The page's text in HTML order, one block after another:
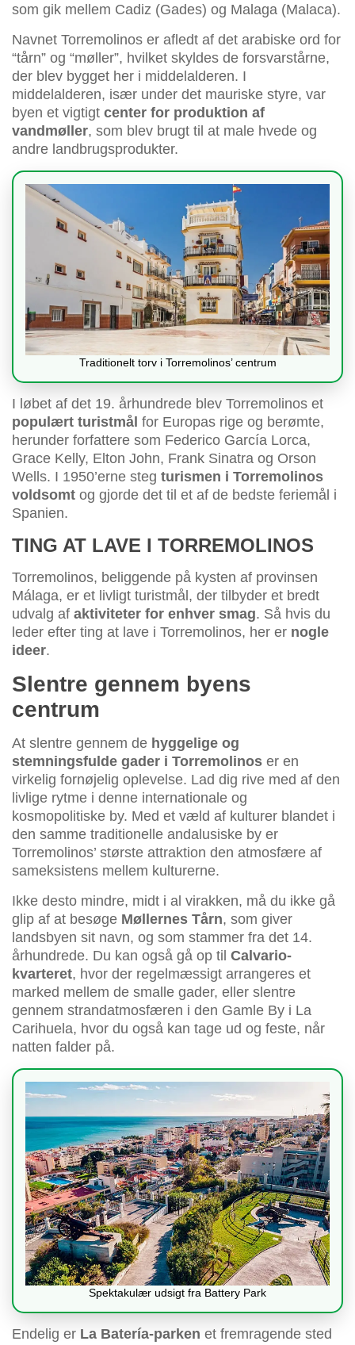
som gik mellem Cadiz (Gades) og Malaga (Malaca).
Navnet Torremolinos er afledt af det arabiske ord for
“tårn” og “møller”, hvilket skyldes de forsvarstårne,
der blev bygget her i middelalderen. I
middelalderen, især under det mauriske styre, var
byen et vigtigt center for produktion af
vandmøller, som blev brugt til at male hvede og
andre landbrugsprodukter.
Traditionelt torv i Torremolinos’ centrum
I løbet af det 19. århundrede blev Torremolinos et
populært turistmål for Europas rige og berømte,
herunder forfattere som Federico García Lorca,
Grace Kelly, Elton John, Frank Sinatra og Orson
Wells. I 1950’erne steg turismen i Torremolinos
voldsomt og gjorde det til et af de bedste feriemål i
Spanien.
TING AT LAVE I TORREMOLINOS
Torremolinos, beliggende på kysten af provinsen
Málaga, er et livligt turistmål, der tilbyder et bredt
udvalg af aktiviteter for enhver smag. Så hvis du
leder efter ting at lave i Torremolinos, her er nogle
ideer.
Slentre gennem byens
centrum
At slentre gennem de hyggelige og
stemningsfulde gader i Torremolinos er en
virkelig fornøjelig oplevelse. Lad dig rive med af den
livlige rytme i denne internationale og
kosmopolitiske by. Med et væld af kulturer blandet i
den samme traditionelle andalusiske by er
Torremolinos’ største attraktion den atmosfære af
sameksistens mellem kulturerne.
Ikke desto mindre, midt i al virakken, må du ikke gå
glip af at besøge Møllernes Tårn, som giver
landsbyen sit navn, og som stammer fra det 14.
århundrede. Du kan også gå op til Calvario-
kvarteret, hvor der regelmæssigt arrangeres et
marked mellem de smalle gader, eller slentre
gennem strandatmosfæren i den Gamle By i La
Carihuela, hvor du også kan tage ud og feste, når
natten falder på.
Spektakulær udsigt fra Battery Park
Endelig er La Batería-parken et fremragende sted